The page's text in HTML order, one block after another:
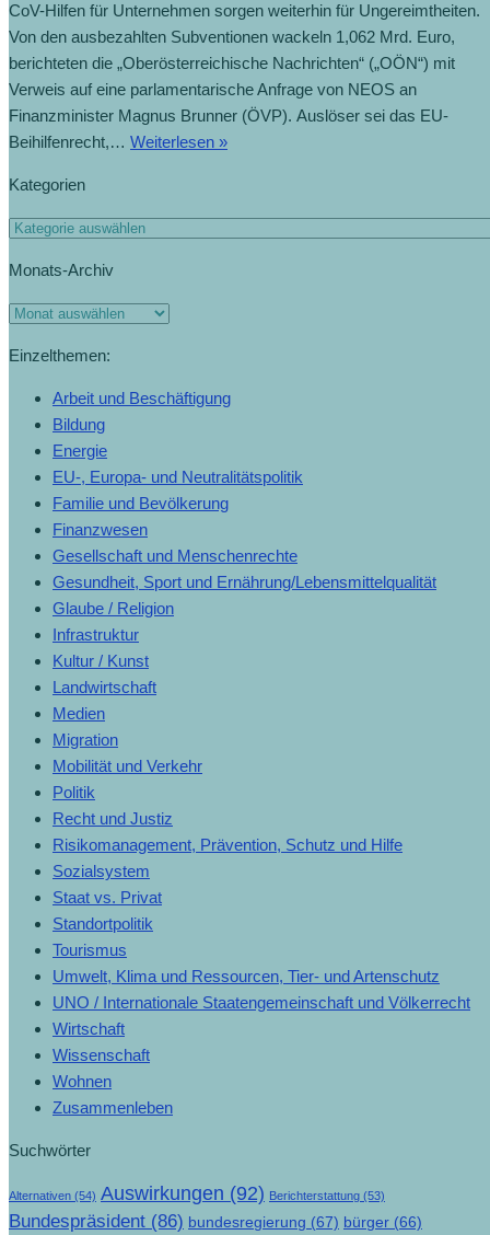
CoV-Hilfen für Unternehmen sorgen weiterhin für Ungereimtheiten.
Von den ausbezahlten Subventionen wackeln 1,062 Mrd. Euro,
berichteten die „Oberösterreichische Nachrichten“ („OÖN“) mit
Verweis auf eine parlamentarische Anfrage von NEOS an
Finanzminister Magnus Brunner (ÖVP). Auslöser sei das EU-
Beihilfenrecht,… Weiterlesen »
Kategorien
Monats-Archiv
Einzelthemen:
Arbeit und Beschäftigung
Bildung
Energie
EU-, Europa- und Neutralitätspolitik
Familie und Bevölkerung
Finanzwesen
Gesellschaft und Menschenrechte
Gesundheit, Sport und Ernährung/Lebensmittelqualität
Glaube / Religion
Infrastruktur
Kultur / Kunst
Landwirtschaft
Medien
Migration
Mobilität und Verkehr
Politik
Recht und Justiz
Risikomanagement, Prävention, Schutz und Hilfe
Sozialsystem
Staat vs. Privat
Standortpolitik
Tourismus
Umwelt, Klima und Ressourcen, Tier- und Artenschutz
UNO / Internationale Staatengemeinschaft und Völkerrecht
Wirtschaft
Wissenschaft
Wohnen
Zusammenleben
Suchwörter
Alternativen (54) Auswirkungen (92) Berichterstattung (53)
Bundespräsident (86) bundesregierung (67) bürger (66)